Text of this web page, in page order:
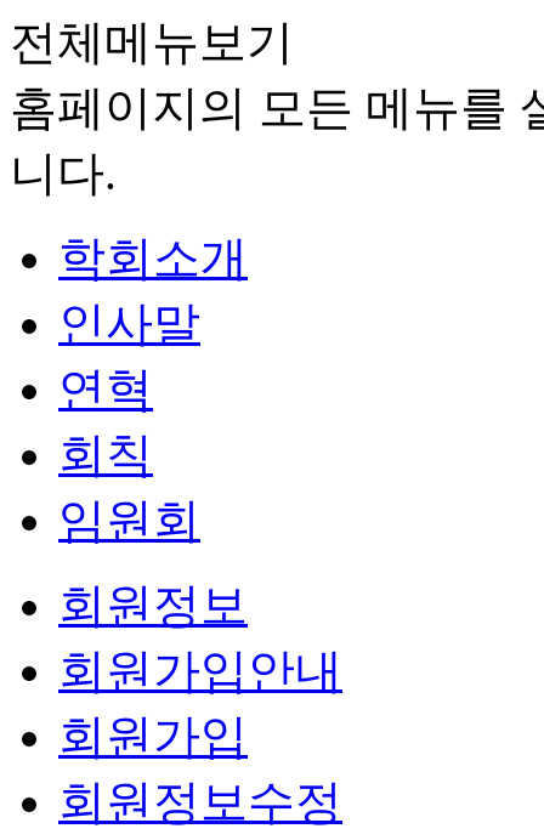
전체메뉴보기
홈페이지의 모든 메뉴를
니다.
학회소개
인사말
연혁
회칙
임원회
회원정보
회원가입안내
회원가입
회원정보수정